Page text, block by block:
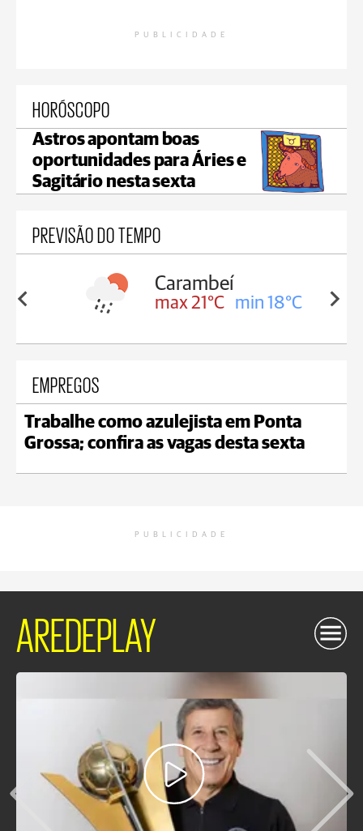
PUBLICIDADE
HORÓSCOPO
Astros apontam boas
oportunidades para Áries e
Sagitário nesta sexta
PREVISÃO DO TEMPO
18°C
Carambeí
max 21°C min 18°C
EMPREGOS
Trabalhe como azulejista em Ponta
Grossa; confira as vagas desta sexta
PUBLICIDADE
AREDEPLAY